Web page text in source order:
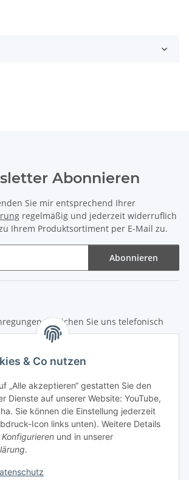
& Co nutzen
„Alle akzeptieren“ gestatten Sie den
Dienste auf unserer Website: YouTube,
Sie können die Einstellung jederzeit
Icon links unten). Weitere Details
Konfigurieren und in unserer
.
Abonnieren
Sie mir entsprechend Ihrer
regelmäßig und jederzeit widerruflich
Ihrem Produktsortiment per E-Mail zu.
Abonnieren
erreichen Sie uns telefonisch